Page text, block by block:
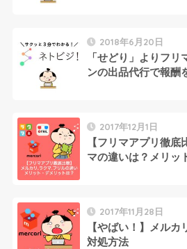
2018年6月20日
「せどり」よりフリ
ンの出品代行で報酬
2017年12月1日
【フリマアプリ徹
マの違いは？メリッ
2017年11月28日
【やばい！】メル
対処方法